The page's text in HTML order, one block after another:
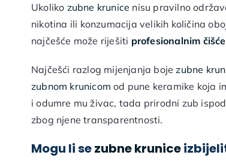
Ukoliko zubne krunice nisu pravilno
nikotina ili konzumacija velikih količina
najčešće može riješiti profesionalnim
Najčešći razlog mijenjanja bojezubne
zubnom krunicom od pune keramike koja
i odumre mu živac, tada prirodni zub ispod
zbog njene transparentnosti.
Mogu li sezubne krunice